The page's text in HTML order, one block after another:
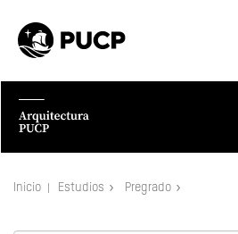
Inicio Estudios Pregrado